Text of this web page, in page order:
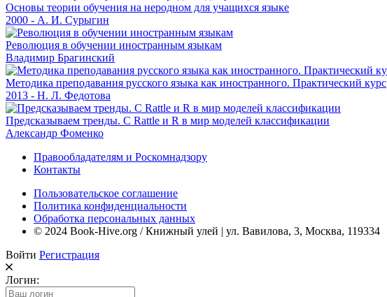
Основы теории обучения на неродном для учащихся языке
2000 - А. И. Сурыгин
Революция в обучении иностранным языкам
Владимир Брагинский
Методика преподавания русского языка как иностранного. Практический курс
2013 - Н. Л. Федотова
Предсказываем тренды. С Rattle и R в мир моделей классификации
Александр Фоменко
Правообладателям и Роскомнадзору
Контакты
Пользовательское соглашение
Политика конфиденциальности
Обработка персональных данных
© 2024 Book-Hive.org / Книжный улей | ул. Вавилова, 3, Москва, 119334
Войти Регистрация
Логин: